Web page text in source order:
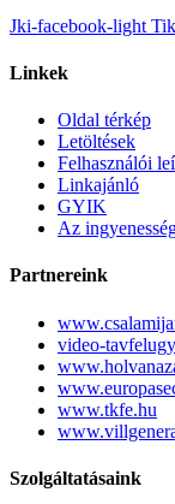
Jki-facebook-light
Linkek
Oldal térkép
Letöltések
Felhasználói
Linkajánló
GYIK
Az
Partnereink
video-
www.tkfe.hu
Szolgáltatásaink